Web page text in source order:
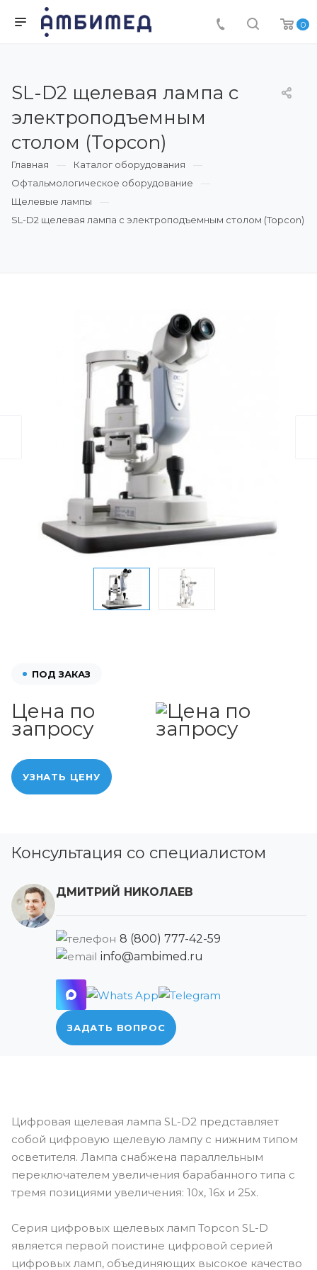
0
SL-D2 щелевая лампа с
электроподъемным
столом (Topcon)
Главная
Каталог оборудования
Офтальмологическое оборудование
Щелевые лампы
SL-D2 щелевая лампа с электроподъемным столом (Topcon)
ПОД ЗАКАЗ
Цена по
запросу
УЗНАТЬ ЦЕНУ
Консультация со специалистом
ДМИТРИЙ НИКОЛАЕВ
8 (800) 777-42-59
info@ambimed.ru
ЗАДАТЬ ВОПРОС
Цифровая щелевая лампа SL-D2 представляет
собой цифровую щелевую лампу с нижним типом
осветителя. Лампа снабжена параллельным
переключателем увеличения барабанного типа с
тремя позициями увеличения: 10х, 16х и 25х.
Серия цифровых щелевых ламп Topcon SL-D
является первой поистине цифровой серией
цифровых ламп, объединяющих высокое качество